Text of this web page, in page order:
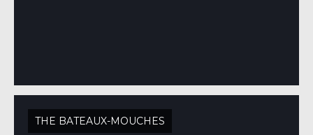
THE BATEAUX-MOUCHES